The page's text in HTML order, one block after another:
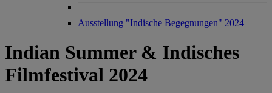
Ausstellung "Indische Begegnungen" 2024
Indian Summer & Indisches
Filmfestival 2024